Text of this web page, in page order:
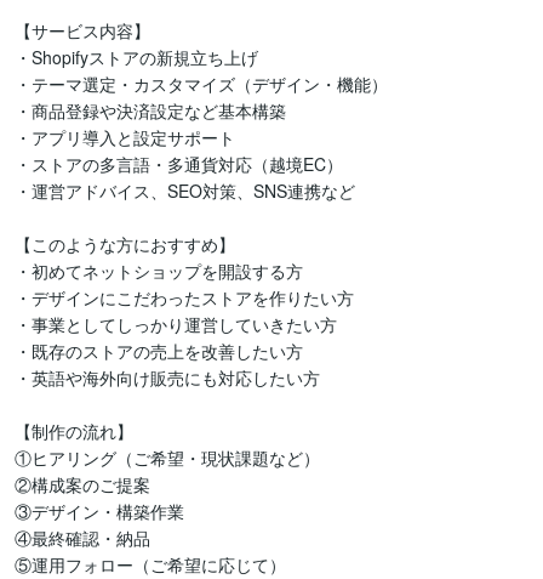
【サービス内容】
・Shopifyストアの新規立ち上げ
・テーマ選定・カスタマイズ（デザイン・機能）
・商品登録や決済設定など基本構築
・アプリ導入と設定サポート
・ストアの多言語・多通貨対応（越境EC）
・運営アドバイス、SEO対策、SNS連携など
【このような方におすすめ】
・初めてネットショップを開設する方
・デザインにこだわったストアを作りたい方
・事業としてしっかり運営していきたい方
・既存のストアの売上を改善したい方
・英語や海外向け販売にも対応したい方
【制作の流れ】
①ヒアリング（ご希望・現状課題など）
②構成案のご提案
③デザイン・構築作業
④最終確認・納品
⑤運用フォロー（ご希望に応じて）